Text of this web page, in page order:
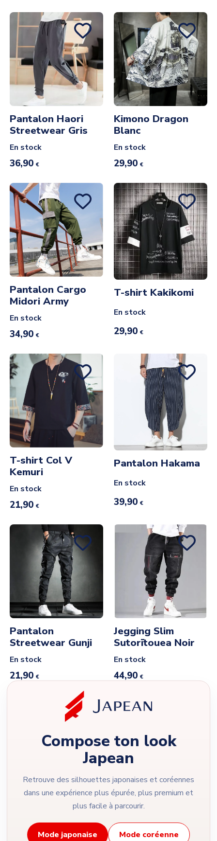
Pantalon Haori
Streetwear Gris
En stock
36,90 €
Kimono Dragon
Blanc
En stock
29,90 €
Pantalon Cargo
Midori Army
En stock
34,90 €
T-shirt Kakikomi
En stock
29,90 €
T-shirt Col V
Kemuri
En stock
21,90 €
Pantalon Hakama
En stock
39,90 €
Pantalon
Streetwear Gunji
En stock
21,90 €
Jegging Slim
Sutorītouea Noir
En stock
44,90 €
Compose ton look
Japean
Retrouve des silhouettes japonaises et coréennes
dans une expérience plus épurée, plus premium et
plus facile à parcourir.
Mode japonaise Mode coréenne